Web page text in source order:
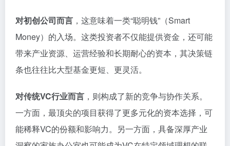
对初创公司而言 ，这意味着一类“聪明钱”（Smart
Money）的入场。这类投资者不仅能提供资金，还可能
带来产业资源、运营经验和长期耐心的资本，其决策链
条也往往比大型基金更短、更灵活。
对传统VC行业而言 ，则构成了新的竞争与协作关系。
一方面，最顶尖的项目获得了更多元化的资本选择，可
能稀释VC的份额和影响力。另一方面，具备深厚产业